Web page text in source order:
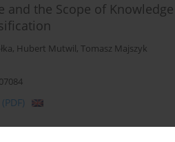
and the Scope of
, Hubert Mutwil, Tomasz Majszyk
(PDF)